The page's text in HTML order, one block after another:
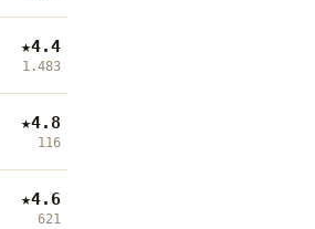
★4.4
1.483
★4.8
116
★4.6
621